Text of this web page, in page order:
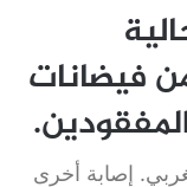
فيضانات
إصابة أخرى